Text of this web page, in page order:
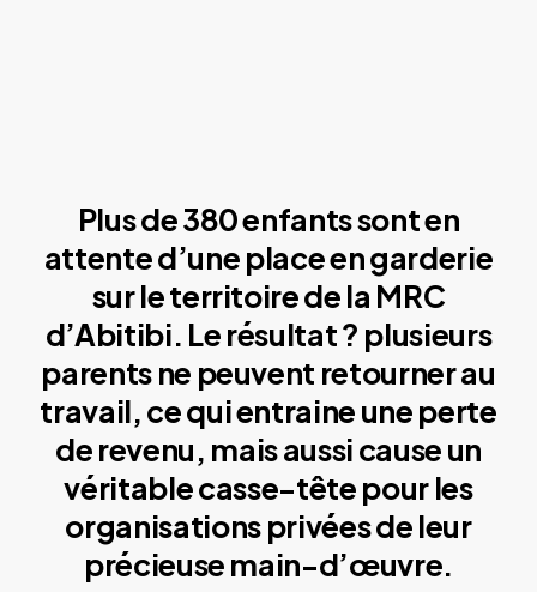
Plus de 380 enfants sont en
attente d’une place en garderie
sur le territoire de la MRC
d’Abitibi. Le résultat ? plusieurs
parents ne peuvent retourner au
travail, ce qui entraine une perte
de revenu, mais aussi cause un
véritable casse-tête pour les
organisations privées de leur
précieuse main-d’œuvre.